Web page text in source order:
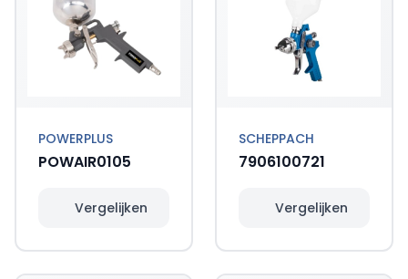
POWERPLUS
POWAIR0105
Vergelijken
SCHEPPACH
7906100721
Vergelijken